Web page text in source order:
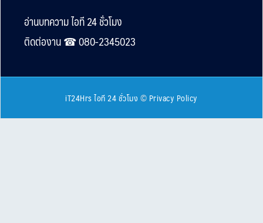
Footer
อ่านบทความ ไอที 24 ชั่วโมง
ติดต่องาน ☎︎ 080-2345023
iT24Hrs ไอที 24 ชั่วโมง © Privacy Policy